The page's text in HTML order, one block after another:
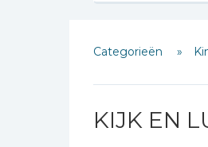
De Bijbel
Bijbelse
Bijbelstudie
Categorieën
KIJK EN